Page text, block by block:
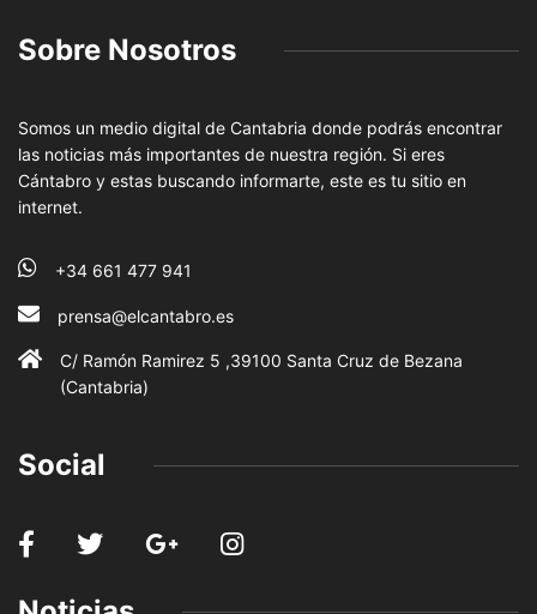
Sobre Nosotros
Somos un medio digital de Cantabria donde podrás encontrar
las noticias más importantes de nuestra región. Si eres
Cántabro y estas buscando informarte, este es tu sitio en
internet.
+34 661 477 941
prensa@elcantabro.es
C/ Ramón Ramirez 5 ,39100 Santa Cruz de Bezana
(Cantabria)
Social